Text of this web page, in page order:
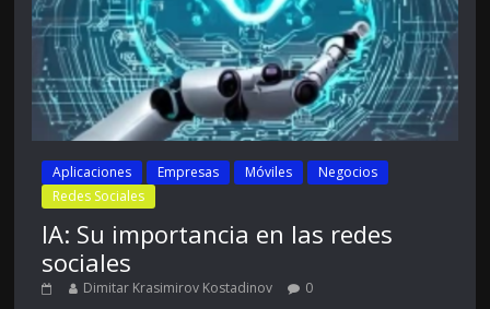
Aplicaciones Empresas Móviles
Negocios
Redes Sociales
IA: Su importancia en las redes
sociales
Dimitar Krasimirov Kostadinov 0